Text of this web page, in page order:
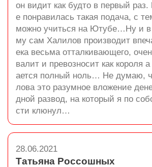
он видит как будто в первый
е понравилась такая подача, с
можно учиться на Ютубе…Ну и в
му сам Халилов производит
ека весьма отталкивающего,
валит и превозносит как короля
ается полный ноль… Не думаю,
лова это разумное вложение
дной развод, на который я по
сти клюнул…
28.06.2021
Татьяна Россошных